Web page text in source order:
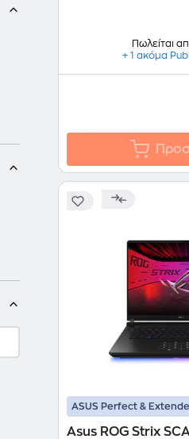
Πωλείται
+ 1 ακόμα
ASUS Perfect &
Asus ROG Strix